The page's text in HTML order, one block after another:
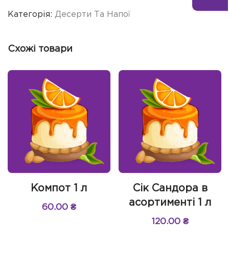
Категорія: Десерти Та Напої
Схожі товари
Компот 1 л
60.00 ₴
Сік Сандора в
асортименті 1 л
120.00 ₴